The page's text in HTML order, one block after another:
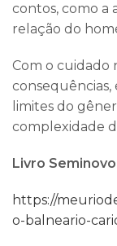
contos, como a
relação do
Com o cuidado
consequências,
limites do
complexidade
Livro Seminovo
https://
o-balneario-